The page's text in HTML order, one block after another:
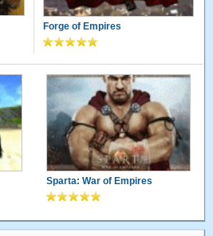
Forge of Empires
Sparta: War of Empires